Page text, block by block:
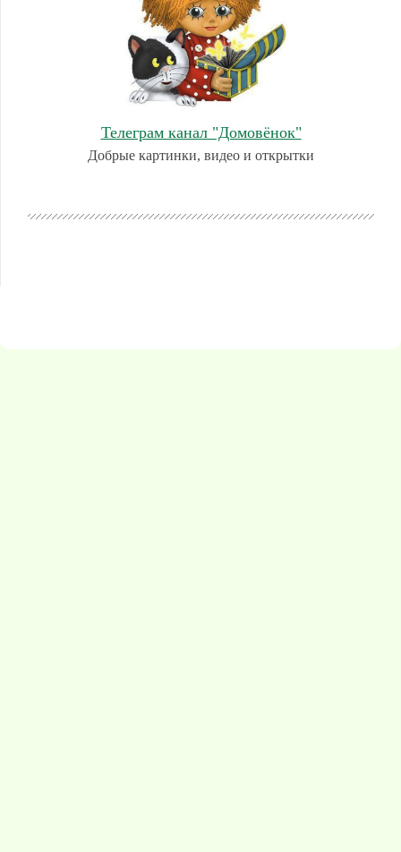
Телеграм канал "Домовёнок"
Добрые картинки, видео и открытки